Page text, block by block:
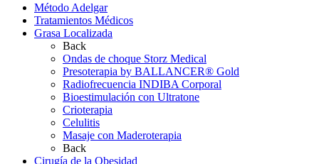
Método Adelgar
Tratamientos Médicos
Grasa Localizada
Back
Ondas de choque Storz Medical
Presoterapia by BALLANCER® Gold
Radiofrecuencia INDIBA Corporal
Bioestimulación con Ultratone
Crioterapia
Celulitis
Masaje con Maderoterapia
Back
Cirugía de la Obesidad